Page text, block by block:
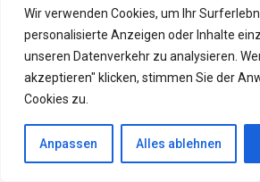
Wir verwenden Cookies, um Ihr
personalisierte Anzeigen oder Inhalte
unseren Datenverkehr zu analysieren.
akzeptieren" klicken, stimmen Sie der
Cookies zu.
Anpassen Alles ablehnen
19. Juni 2026